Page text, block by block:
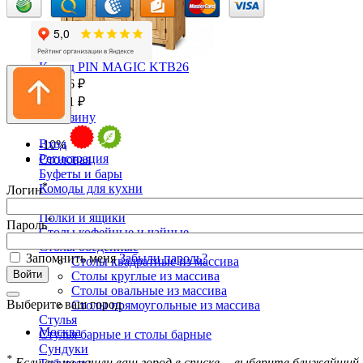
Комод PIN MAGIC KTB26
74 026 ₽
82 251 ₽
В корзину
-10%
Столовая
Буфеты и бары
Комоды для кухни
Лавки и скамьи
Полки и ящики
Столы кофейные и чайные
Столы обеденные
Столы квадратные из массива
Столы круглые из массива
Столы овальные из массива
Столы прямоугольные из массива
Стулья
Стулья барные и столы барные
Сундуки
Вход
Регистрация
Логин*
Пароль*
Запомнить меня Забыли пароль?
Выберите ваш город
Москва
*